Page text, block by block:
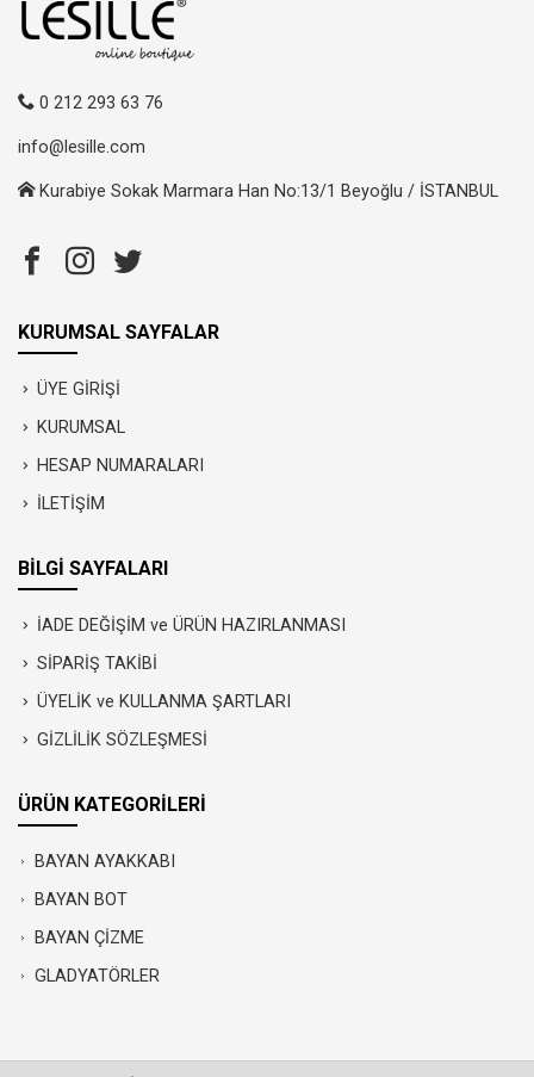
0 212 293 63 76
info@lesille.com
Kurabiye Sokak Marmara Han No:13/1 Beyoğlu / İSTANBUL
KURUMSAL SAYFALAR
ÜYE GİRİŞİ
KURUMSAL
HESAP NUMARALARI
İLETİŞİM
BİLGİ SAYFALARI
İADE DEĞİŞİM ve ÜRÜN HAZIRLANMASI
SİPARİŞ TAKİBİ
ÜYELİK ve KULLANMA ŞARTLARI
GİZLİLİK SÖZLEŞMESİ
ÜRÜN KATEGORİLERİ
BAYAN AYAKKABI
BAYAN BOT
BAYAN ÇİZME
GLADYATÖRLER